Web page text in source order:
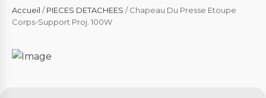
Accueil /PIECES DETACHEES / Chapeau Du Presse Etoupe
Corps-Support Proj. 100W